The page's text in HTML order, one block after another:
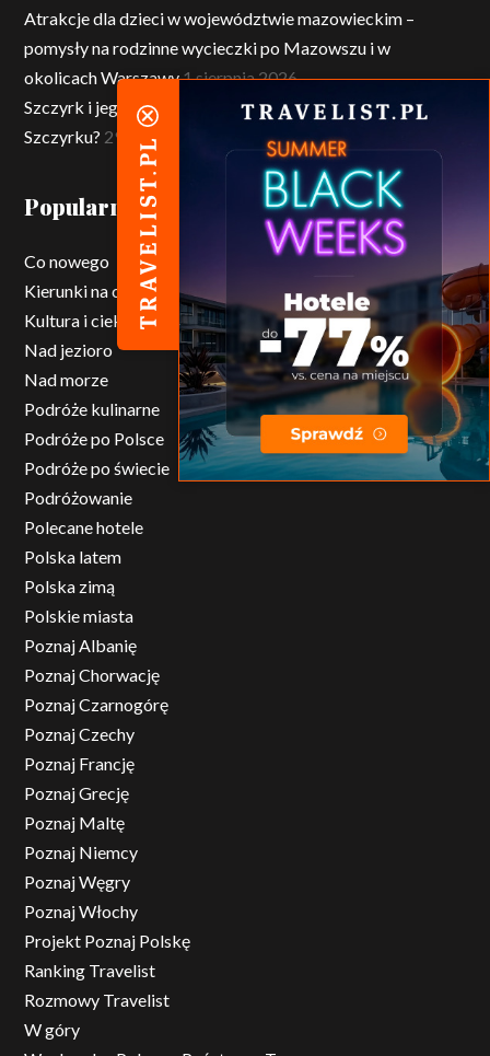
Atrakcje dla dzieci w województwie mazowieckim –
pomysły na rodzinne wycieczki po Mazowszu i w
okolicach Warszawy1 sierpnia 2026
Szczyrk i jego atrakcje dla dzieci – co robić z dziećmi w
Szczyrku? 29 lipca 2026
Popularne kategorie
Co nowego
Kierunki na city break
Kultura i ciekawostki ze świata
Nad jezioro
Nad morze
Podróże kulinarne
Podróże po Polsce
Podróże po świecie
Podróżowanie
Polecane hotele
Polska latem
Polska zimą
Polskie miasta
Poznaj Albanię
Poznaj Chorwację
Poznaj Czarnogórę
Poznaj Czechy
Poznaj Francję
Poznaj Grecję
Poznaj Maltę
Poznaj Niemcy
Poznaj Węgry
Poznaj Włochy
Projekt Poznaj Polskę
Ranking Travelist
Rozmowy Travelist
W góry